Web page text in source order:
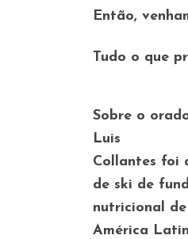
Então,
Tudo o que
Sobre o
Luis
Collantes foi
de ski de
nutricional
América